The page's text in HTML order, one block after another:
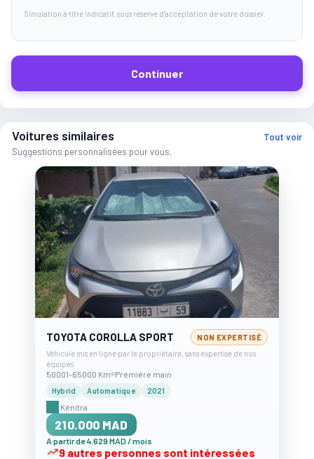
Simulation à titre indicatif, sous réserve d'acceptation de votre dossier.
Continuer
Voitures similaires
Suggestions personnalisées pour vous.
Tout voir
TOYOTA COROLLA SPORT
NON EXPERTISÉ
Véhicule mis en ligne par le propriétaire, sans expertise de nos
équipes
50001-65000 Km Première main
Hybrid Automatique 2021
Kénitra
210.000 MAD
A partir de 4.629 MAD / mois
9 autres personnes sont intéressées